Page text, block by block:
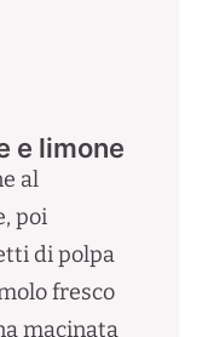
e limone
al
poi
di polpa
fresco
macinata